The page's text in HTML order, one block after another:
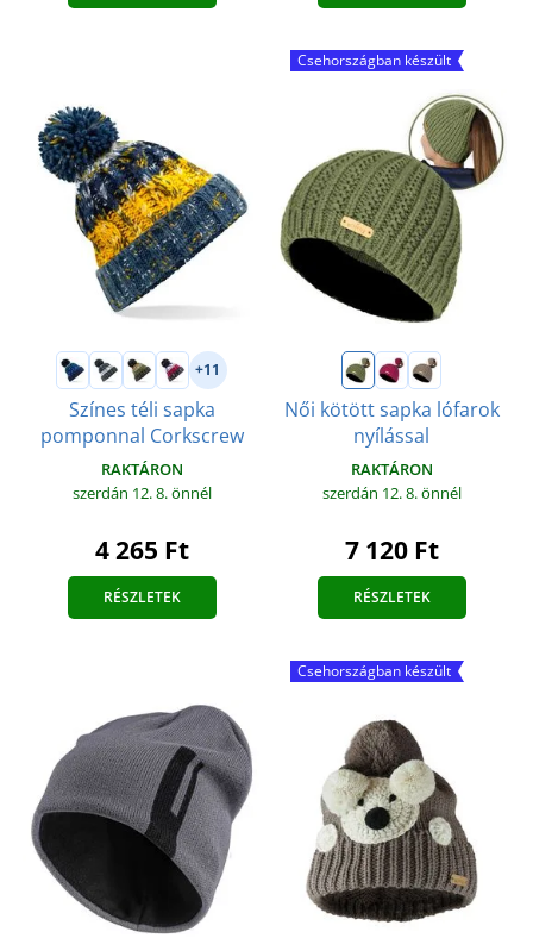
+11
Színes téli sapka
pomponnal Corkscrew
RAKTÁRON
szerdán 12. 8.önnél
4 265 Ft
RÉSZLETEK
Csehországban készült
Női kötött sapka lófarok
nyílással
RAKTÁRON
szerdán 12. 8.önnél
7 120 Ft
RÉSZLETEK
Csehországban készült